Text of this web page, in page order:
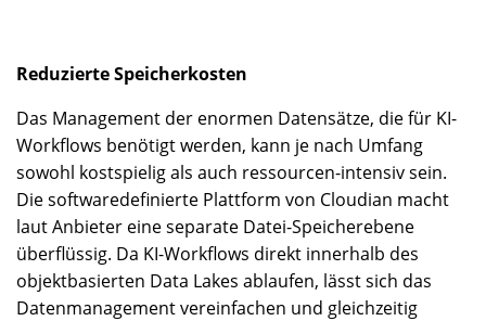
Reduzierte Speicherkosten
Das Management der enormen Datensätze, die für KI-
Workflows benötigt werden, kann je nach Umfang
sowohl kostspielig als auch ressourcen-intensiv sein.
Die softwaredefinierte Plattform von Cloudian macht
laut Anbieter eine separate Datei-Speicherebene
überflüssig. Da KI-Workflows direkt innerhalb des
objektbasierten Data Lakes ablaufen, lässt sich das
Datenmanagement vereinfachen und gleichzeitig